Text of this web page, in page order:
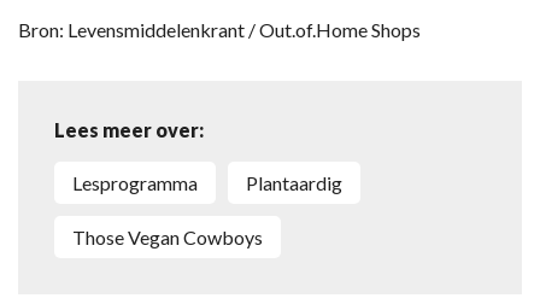
Bron: Levensmiddelenkrant / Out.of.Home Shops
Lees meer over:
lesprogramma plantaardig
Those Vegan Cowboys